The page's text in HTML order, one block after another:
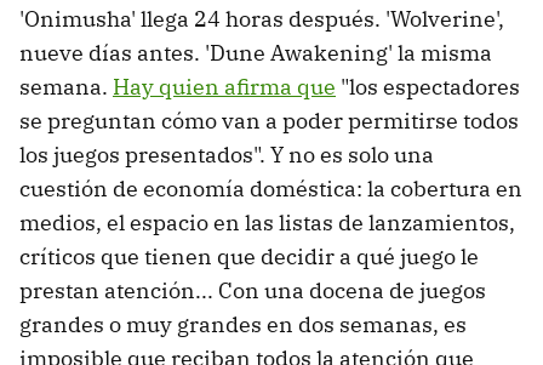
'Onimusha' llega 24 horas después. 'Wolverine',
nueve días antes. 'Dune Awakening' la misma
semana. Hay quien afirma que "los espectadores
se preguntan cómo van a poder permitirse todos
los juegos presentados". Y no es solo una
cuestión de economía doméstica: la cobertura en
medios, el espacio en las listas de lanzamientos,
críticos que tienen que decidir a qué juego le
prestan atención... Con una docena de juegos
grandes o muy grandes en dos semanas, es
imposible que reciban todos la atención que